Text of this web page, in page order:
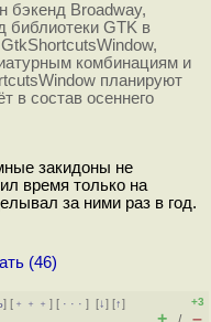
бэкенд Broadway,
библиотеки GTK в
комбинациям и
планируют
в состав осеннего
закидоны не
время только на
за ними раз в год.
(46)
] [ ﹢﹢﹢] [ · · ·][↓] [↑]
+3
+ –